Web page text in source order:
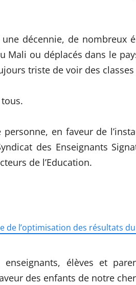
décennie, de nombreux
Mali ou déplacés dans le
triste de voir des
en faveur de
des Enseignants
de l’Education.
de l’optimisation des résultats
élèves et
des enfants de notre